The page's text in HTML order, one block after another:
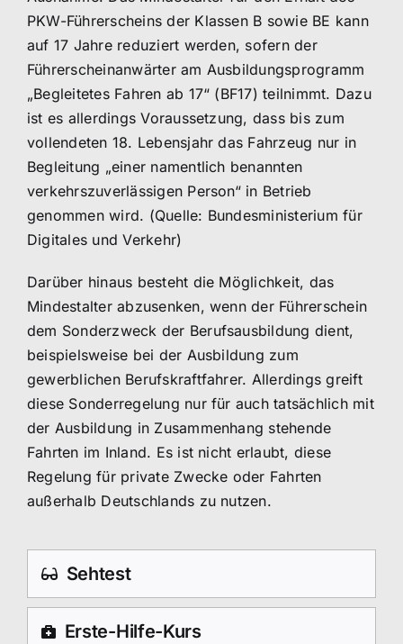
PKW-Führerscheins der Klassen B sowie BE kann
auf 17 Jahre reduziert werden, sofern der
Führerscheinanwärter am Ausbildungsprogramm
„Begleitetes Fahren ab 17“ (BF17) teilnimmt. Dazu
ist es allerdings Voraussetzung, dass bis zum
vollendeten 18. Lebensjahr das Fahrzeug nur in
Begleitung „einer namentlich benannten
verkehrszuverlässigen Person“ in Betrieb
genommen wird. (Quelle: Bundesministerium für
Digitales und Verkehr)
Darüber hinaus besteht die Möglichkeit, das
Mindestalter abzusenken, wenn der Führerschein
dem Sonderzweck der Berufsausbildung dient,
beispielsweise bei der Ausbildung zum
gewerblichen Berufskraftfahrer. Allerdings greift
diese Sonderregelung nur für auch tatsächlich mit
der Ausbildung in Zusammenhang stehende
Fahrten im Inland. Es ist nicht erlaubt, diese
Regelung für private Zwecke oder Fahrten
außerhalb Deutschlands zu nutzen.
Sehtest
Erste-Hilfe-Kurs